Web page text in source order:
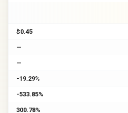
$0.45
—
—
-19.29%
-533.85%
300.78%